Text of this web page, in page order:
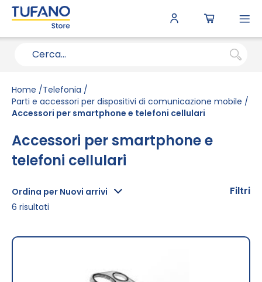
Home
Telefonia
Parti e accessori per dispositivi di comunicazione mobile
Accessori per smartphone e telefoni cellulari
Accessori per smartphone e
telefoni cellulari
Ordina per Nuovi arrivi
6 risultati
Filtri